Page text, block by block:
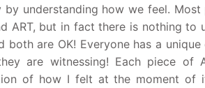
by understanding how we feel. Most
ART, but in fact there is nothing to
are OK! Everyone has a unique
are witnessing! Each piece of
of how I felt at the moment of